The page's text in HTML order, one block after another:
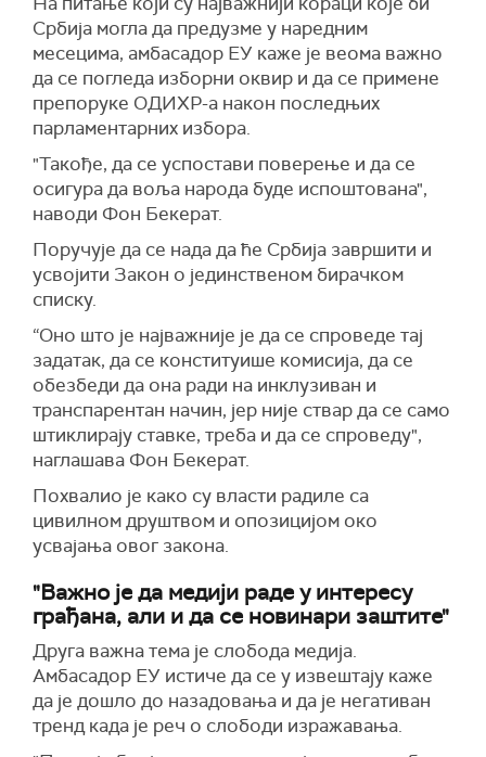
Србија могла да предузме у наредним
месецима, амбасадор ЕУ каже је веома важно
да се погледа изборни оквир и да се примене
препоруке ОДИХР-а након последњих
парламентарних избора.
"Такође, да се успостави поверење и да се
осигура да воља народа буде испоштована",
наводи Фон Бекерат.
Поручује да се нада да ће Србија завршити и
усвојити Закон о јединственом бирачком
списку.
“Оно што је најважније је да се спроведе тај
задатак, да се конституише комисија, да се
обезбеди да она ради на инклузиван и
транспарентан начин, јер није ствар да се само
штиклирају ставке, треба и да се спроведу",
наглашава Фон Бекерат.
Похвалио је како су власти радиле са
цивилном друштвом и опозицијом око
усвајања овог закона.
"Важно је да медији раде у интересу
грађана, али и да се новинари заштите"
Друга важна тема је слобода медија.
Амбасадор ЕУ истиче да се у извештају каже
да је дошло до назадовања и да је негативан
тренд када је реч о слободи изражавања.